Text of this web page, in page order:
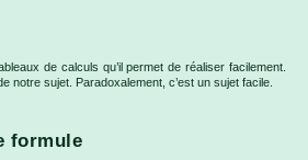
de calculs qu’il permet de réaliser facilement.
notre sujet. Paradoxalement, c’est un sujet facile.
formule